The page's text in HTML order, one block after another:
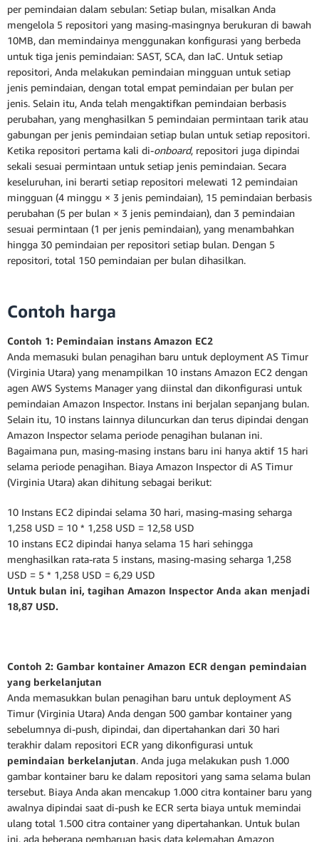
per pemindaian dalam sebulan: Setiap bulan, misalkan Anda
mengelola 5 repositori yang masing-masingnya berukuran di bawah
10MB, dan memindainya menggunakan konfigurasi yang berbeda
untuk tiga jenis pemindaian: SAST, SCA, dan IaC. Untuk setiap
repositori, Anda melakukan pemindaian mingguan untuk setiap
jenis pemindaian, dengan total empat pemindaian per bulan per
jenis. Selain itu, Anda telah mengaktifkan pemindaian berbasis
perubahan, yang menghasilkan 5 pemindaian permintaan tarik atau
gabungan per jenis pemindaian setiap bulan untuk setiap repositori.
Ketika repositori pertama kali di-onboard, repositori juga dipindai
sekali sesuai permintaan untuk setiap jenis pemindaian. Secara
keseluruhan, ini berarti setiap repositori melewati 12 pemindaian
mingguan (4 minggu × 3 jenis pemindaian), 15 pemindaian berbasis
perubahan (5 per bulan × 3 jenis pemindaian), dan 3 pemindaian
sesuai permintaan (1 per jenis pemindaian), yang menambahkan
hingga 30 pemindaian per repositori setiap bulan. Dengan 5
repositori, total 150 pemindaian per bulan dihasilkan.
Contoh harga
Contoh 1: Pemindaian instans Amazon EC2
Anda memasuki bulan penagihan baru untuk deployment AS Timur
(Virginia Utara) yang menampilkan 10 instans Amazon EC2 dengan
agen AWS Systems Manager yang diinstal dan dikonfigurasi untuk
pemindaian Amazon Inspector. Instans ini berjalan sepanjang bulan.
Selain itu, 10 instans lainnya diluncurkan dan terus dipindai dengan
Amazon Inspector selama periode penagihan bulanan ini.
Bagaimana pun, masing-masing instans baru ini hanya aktif 15 hari
selama periode penagihan. Biaya Amazon Inspector di AS Timur
(Virginia Utara) akan dihitung sebagai berikut:
10 Instans EC2 dipindai selama 30 hari, masing-masing seharga
1,258 USD = 10 * 1,258 USD = 12,58 USD
10 instans EC2 dipindai hanya selama 15 hari sehingga
menghasilkan rata-rata 5 instans, masing-masing seharga 1,258
USD = 5 * 1,258 USD = 6,29 USD
Untuk bulan ini, tagihan Amazon Inspector Anda akan menjadi
18,87 USD.
Contoh 2: Gambar kontainer Amazon ECR dengan pemindaian
yang berkelanjutan
Anda memasukkan bulan penagihan baru untuk deployment AS
Timur (Virginia Utara) Anda dengan 500 gambar kontainer yang
sebelumnya di-push, dipindai, dan dipertahankan dari 30 hari
terakhir dalam repositori ECR yang dikonfigurasi untuk
pemindaian berkelanjutan. Anda juga melakukan push 1.000
gambar kontainer baru ke dalam repositori yang sama selama bulan
tersebut. Biaya Anda akan mencakup 1.000 citra kontainer baru yang
awalnya dipindai saat di-push ke ECR serta biaya untuk memindai
ulang total 1.500 citra container yang dipertahankan. Untuk bulan
ini, ada beberapa pembaruan basis data kelemahan Amazon